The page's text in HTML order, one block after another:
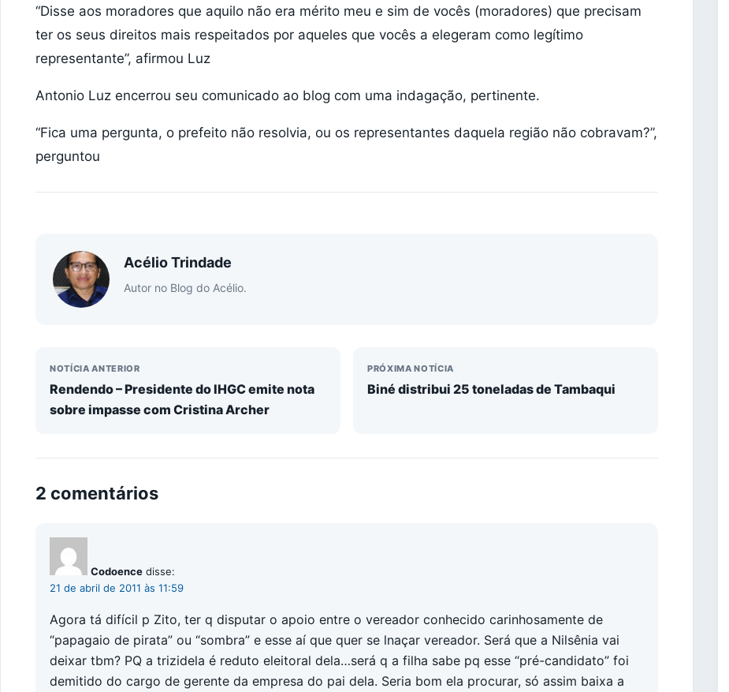
“Disse aos moradores que aquilo não era mérito meu e sim de vocês (moradores) que precisam
ter os seus direitos mais respeitados por aqueles que vocês a elegeram como legítimo
representante”, afirmou Luz
Antonio Luz encerrou seu comunicado ao blog com uma indagação, pertinente.
“Fica uma pergunta, o prefeito não resolvia, ou os representantes daquela região não cobravam?”,
perguntou
Acélio Trindade
Autor no Blog do Acélio.
NOTÍCIA ANTERIOR
Rendendo – Presidente do IHGC emite nota
sobre impasse com Cristina Archer
PRÓXIMA NOTÍCIA
Biné distribui 25 toneladas de Tambaqui
2 comentários
Codoence disse:
21 de abril de 2011 às 11:59
Agora tá difícil p Zito, ter q disputar o apoio entre o vereador conhecido carinhosamente de
“papagaio de pirata” ou “sombra” e esse aí que quer se lnaçar vereador. Será que a Nilsênia vai
deixar tbm? PQ a trizidela é reduto eleitoral dela…será q a filha sabe pq esse “pré-candidato” foi
demitido do cargo de gerente da empresa do pai dela. Seria bom ela procurar, só assim baixa a